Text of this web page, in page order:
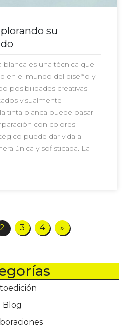
su
es una técnica que
en el mundo del diseño y
posibilidades creativas
visualmente
tinta blanca puede pasar
con colores
puede dar vida a
única y sofisticada. La
2 3 4 »
Blog